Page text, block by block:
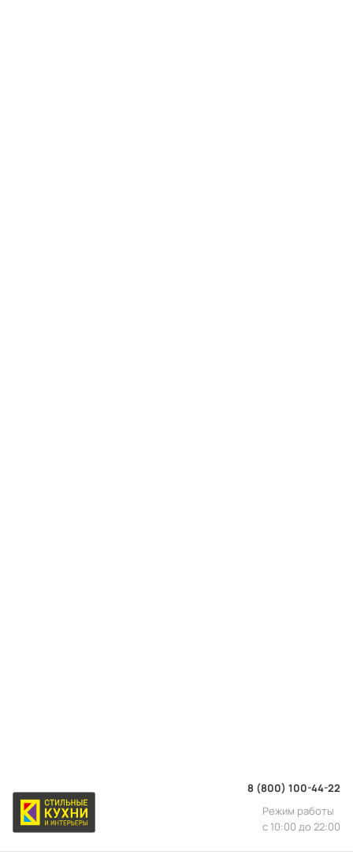
8 (800) 100-44-22
Режим работы
с 10:00 до 22:00